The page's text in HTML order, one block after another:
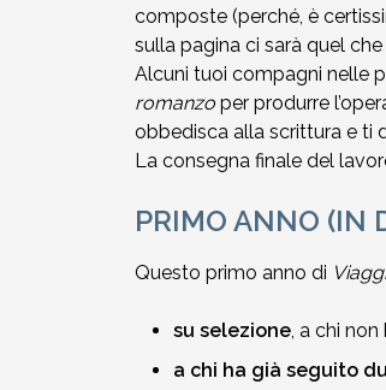
composte (perché, è
sulla pagina ci sarà quel
Alcuni tuoi compagni nelle
romanzo per produrre
obbedisca alla scrittura e ti
La consegna finale del
PRIMO ANNO (IN
Questo primo anno di
su selezione, a chi
a chi ha già seguito